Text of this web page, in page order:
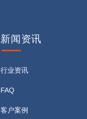
新闻资讯
行业资讯
FAQ
客户案例